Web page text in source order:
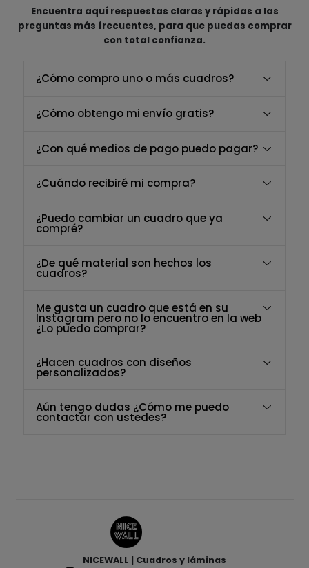
Encuentra aquí respuestas claras y rápidas a las
preguntas más frecuentes, para que puedas comprar
con total confianza.
¿Cómo compro uno o más cuadros?
¿Cómo obtengo mi envío gratis?
¿Con qué medios de pago puedo pagar?
¿Cuándo recibiré mi compra?
¿Puedo cambiar un cuadro que ya
compré?
¿De qué material son hechos los
cuadros?
Me gusta un cuadro que está en su
Instagram pero no lo encuentro en la web
¿Lo puedo comprar?
¿Hacen cuadros con diseños
personalizados?
Aún tengo dudas ¿Cómo me puedo
contactar con ustedes?
NICEWALL | Cuadros y láminas